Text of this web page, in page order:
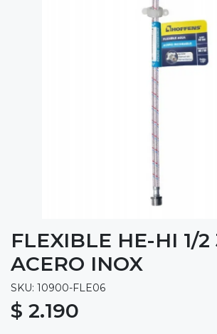
FLEXIBLE HE-HI 1/2
ACERO INOX
SKU: 10900-FLE06
$ 2.190